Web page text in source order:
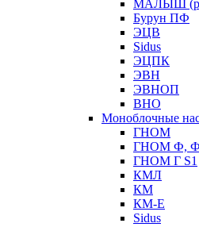
МАЛЫШ
Бурун ПФ
ЭЦВ
Sidus
ЭЦПК
ЭВН
ЭВНОП
ВНО
Моноблочные
ГНОМ
ГНОМ Ф,
ГНОМ Г S1
КМЛ
КМ
КМ-Е
Sidus